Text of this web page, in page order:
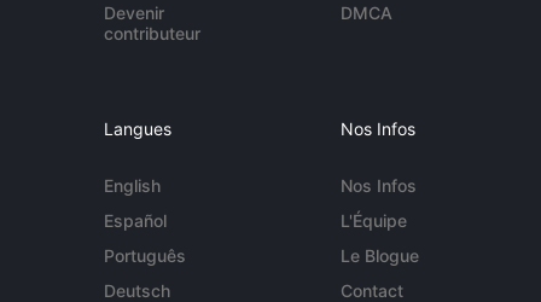
Devenir
contributeur
DMCA
Langues
English
Español
Português
Deutsch
Nos Infos
Nos Infos
L'Équipe
Le Blogue
Contact